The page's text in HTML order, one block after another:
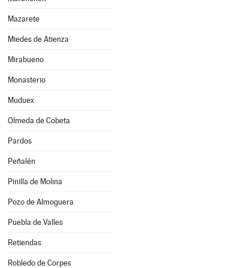
Mazarete
Miedes de Atienza
Mirabueno
Monasterio
Muduex
Olmeda de Cobeta
Pardos
Peñalén
Pinilla de Molina
Pozo de Almoguera
Puebla de Valles
Retiendas
Robledo de Corpes